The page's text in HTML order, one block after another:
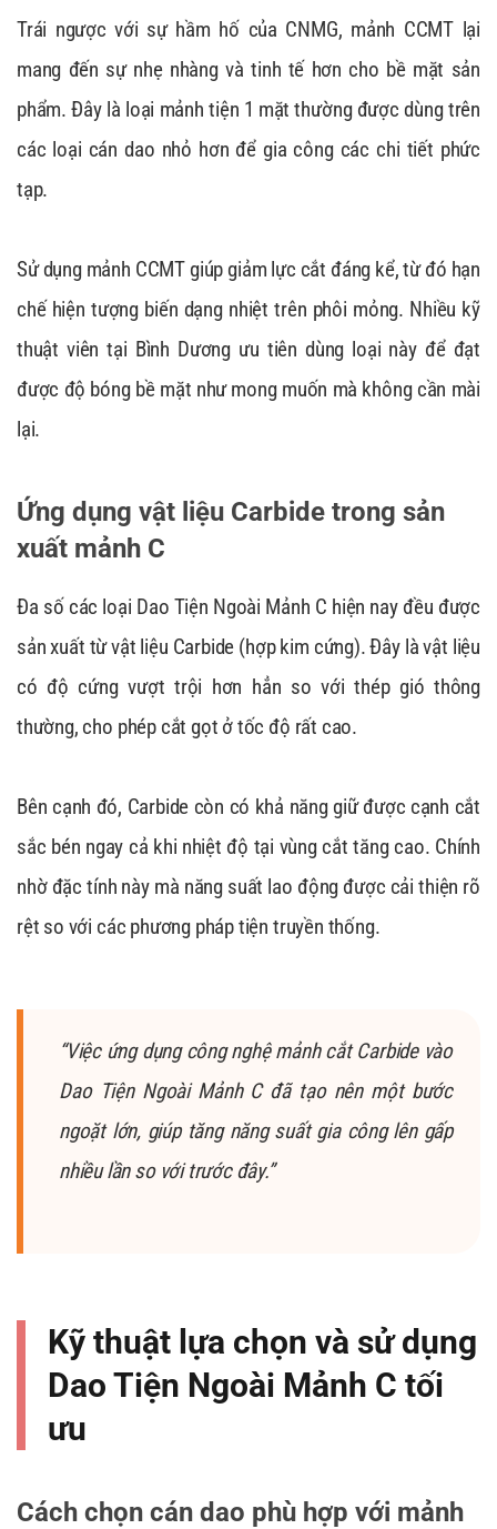
Trái ngược với sự hầm hố của CNMG, mảnh CCMT lại
mang đến sự nhẹ nhàng và tinh tế hơn cho bề mặt sản
phẩm. Đây là loại mảnh tiện 1 mặt thường được dùng trên
các loại cán dao nhỏ hơn để gia công các chi tiết phức
tạp.
Sử dụng mảnh CCMT giúp giảm lực cắt đáng kể, từ đó hạn
chế hiện tượng biến dạng nhiệt trên phôi mỏng. Nhiều kỹ
thuật viên tại Bình Dương ưu tiên dùng loại này để đạt
được độ bóng bề mặt như mong muốn mà không cần mài
lại.
Ứng dụng vật liệu Carbide trong sản
xuất mảnh C
Đa số các loại Dao Tiện Ngoài Mảnh C hiện nay đều được
sản xuất từ vật liệu Carbide (hợp kim cứng). Đây là vật liệu
có độ cứng vượt trội hơn hẳn so với thép gió thông
thường, cho phép cắt gọt ở tốc độ rất cao.
Bên cạnh đó, Carbide còn có khả năng giữ được cạnh cắt
sắc bén ngay cả khi nhiệt độ tại vùng cắt tăng cao. Chính
nhờ đặc tính này mà năng suất lao động được cải thiện rõ
rệt so với các phương pháp tiện truyền thống.
“Việc ứng dụng công nghệ mảnh cắt Carbide vào
Dao Tiện Ngoài Mảnh C đã tạo nên một bước
ngoặt lớn, giúp tăng năng suất gia công lên gấp
nhiều lần so với trước đây.”
Kỹ thuật lựa chọn và sử dụng
Dao Tiện Ngoài Mảnh C tối
ưu
Cách chọn cán dao phù hợp với mảnh